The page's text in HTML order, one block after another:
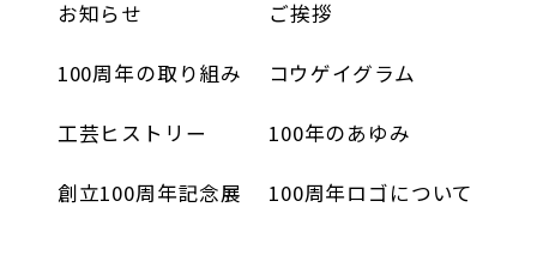
お知らせ ご挨拶
100周年の取り組み コウゲイグラム
工芸ヒストリー 100年のあゆみ
創立100周年記念展 100周年ロゴについて